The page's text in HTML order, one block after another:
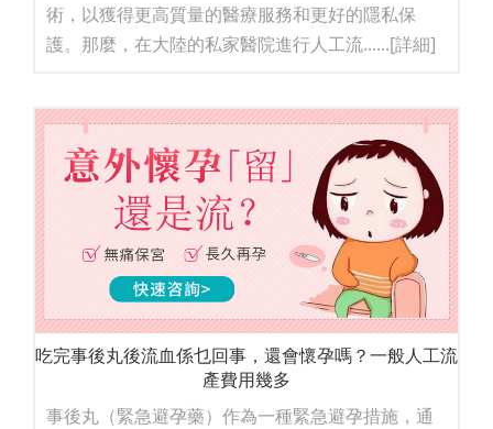
術，以獲得更高質量的醫療服務和更好的隱私保
護。那麼，在大陸的私家醫院進行人工流......[詳細]
吃完事後丸後流血係乜回事，還會懷孕嗎？一般人工流
產費用幾多
事後丸（緊急避孕藥）作為一種緊急避孕措施，通